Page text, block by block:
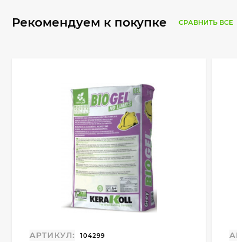
Рекомендуем к покупке СРАВНИТЬ ВСЕ
АРТИКУЛ: 104299